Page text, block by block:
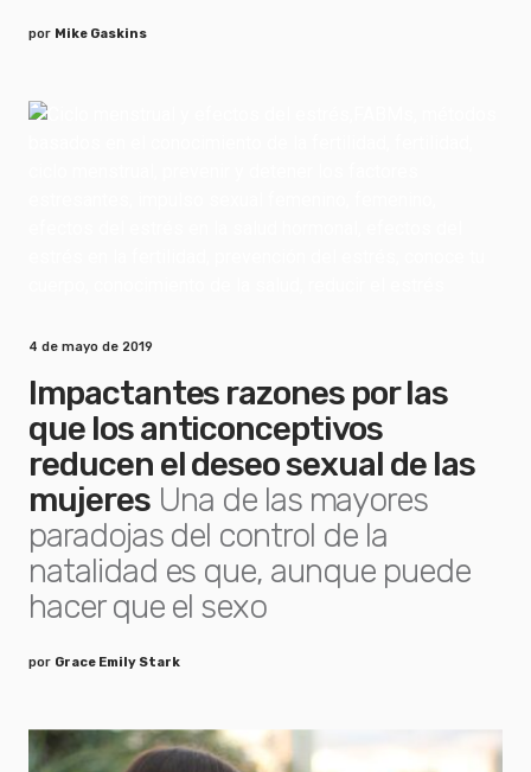
por Mike Gaskins
4 de mayo de 2019
Impactantes razones por las
que los anticonceptivos
reducen el deseo sexual de las
mujeres Una de las mayores
paradojas del control de la
natalidad es que, aunque puede
hacer que el sexo
por Grace Emily Stark